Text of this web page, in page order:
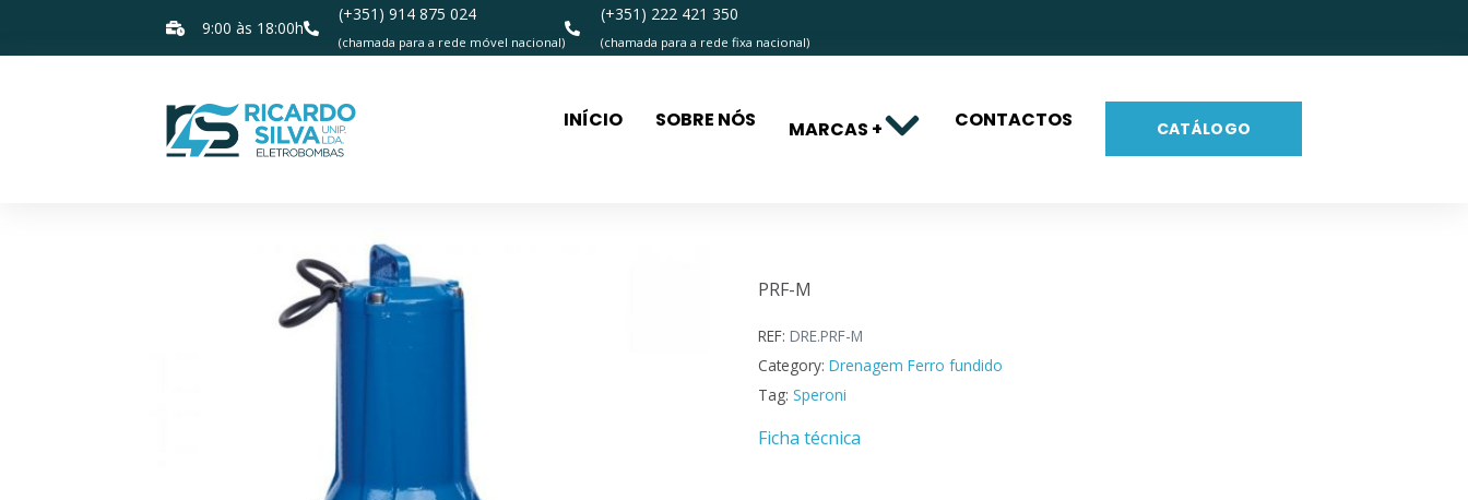
9:00 às 18:00h
(+351) 914 875 024
(chamada para a rede móvel nacional)
(+351) 222 421 350
(chamada para a rede fixa nacional)
INÍCIO SOBRE NÓS MARCAS + CONTACTOS CATÁLOGO
PRF-M
REF: DRE.PRF-M
Category: Drenagem Ferro fundido
Tag: Speroni
Ficha técnica